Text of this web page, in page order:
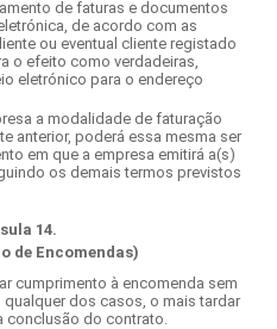
de faturas e documentos
de acordo com as
ou eventual cliente registado
o efeito como verdadeiras,
eletrónico para o endereço
a modalidade de faturação
anterior, poderá essa mesma ser
em que a empresa emitirá a(s)
os demais termos previstos
14.
de Encomendas)
cumprimento à encomenda sem
dos casos, o mais tardar
conclusão do contrato.